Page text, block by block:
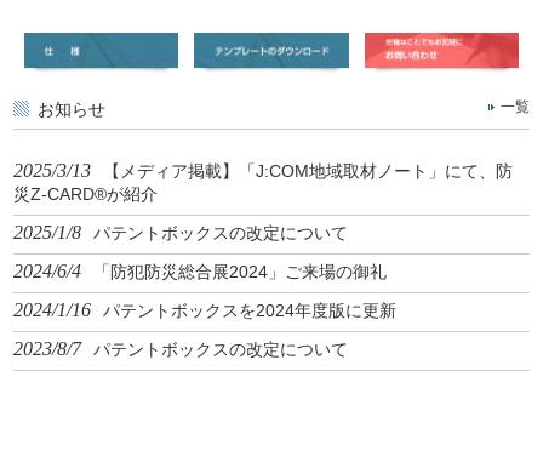
お知らせ 一覧
2025/3/13
【メディア掲載】「J:COM地域取材ノート」にて、防
災Z-CARD®が紹介
2025/1/8 パテントボックスの改定について
2024/6/4 「防犯防災総合展2024」ご来場の御礼
2024/1/16 パテントボックスを2024年度版に更新
2023/8/7 パテントボックスの改定について